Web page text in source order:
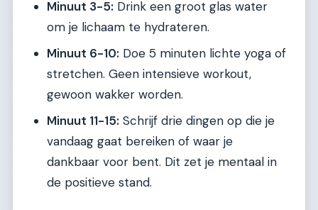
Minuut 3-5: Drink een groot glas water
om je lichaam te hydrateren.
Minuut 6-10: Doe 5 minuten lichte yoga of
stretchen. Geen intensieve workout,
gewoon wakker worden.
Minuut 11-15: Schrijf drie dingen op die je
vandaag gaat bereiken of waar je
dankbaar voor bent. Dit zet je mentaal in
de positieve stand.